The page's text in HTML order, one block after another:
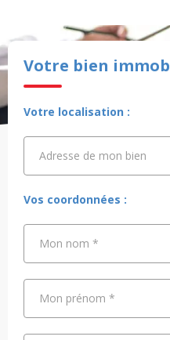
Votre bien
Votre localisation :
Adresse de mon bien
Adresse de mon bien
Vos coordonnées :
Mon nom *
Mon prénom *